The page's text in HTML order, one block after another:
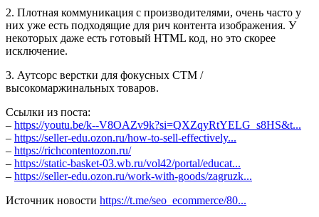
2. Плотная коммуникация с производителями, очень часто у
них уже есть подходящие для рич контента изображения. У
некоторых даже есть готовый HTML код, но это скорее
исключение.
3. Аутсорс верстки для фокусных СТМ /
высокомаржинальных товаров.
Ссылки из поста:
– https://youtu.be/k--V8OAZv9k?si=QXZqyRtYELG_s8HS&t...
– https://seller-edu.ozon.ru/how-to-sell-effectively...
– https://richcontentozon.ru/
– https://static-basket-03.wb.ru/vol42/portal/educat...
– https://seller-edu.ozon.ru/work-with-goods/zagruzk...
Источник новости https://t.me/seo_ecommerce/80...